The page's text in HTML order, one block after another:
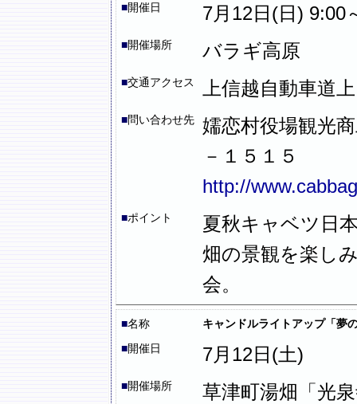
■開催日 7月12日(日) 9:00
■開催場所 バラギ高原
■交通アクセス 上信越自動車道
■問い合わせ先
嬬恋村役場観光
－１５１５
http://
■ポイント
夏秋キャベツ日
畑の景観を楽し
会。
■名称
キャンドルライトアップ「夢
■開催日 7月12日(土)
■開催場所 草津町湯畑「光